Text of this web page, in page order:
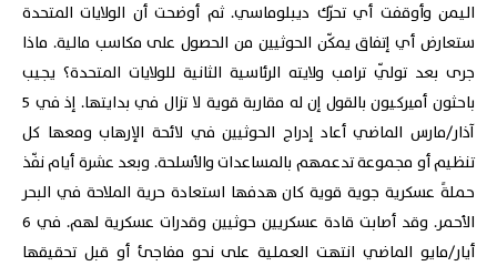
اليمن وأوقفت أي تحرّك ديبلوماسي. ثم أوضحت أن الولايات المتحدة
ستعارض أي إتفاق يمكّن الحوثيين من الحصول على مكاسب مالية. ماذا
جرى بعد تولّي ترامب ولايته الرئاسية الثانية للولايات المتحدة؟ يجيب
باحثون أميركيون بالقول إن له مقاربة قوية لا تزال في بدايتها. إذ في 5
آذار/مارس الماضي أعاد إدراج الحوثيين في لائحة الإرهاب ومعها كل
تنظيم أو مجموعة تدعمهم بالمساعدات والأسلحة. وبعد عشرة أيام نفّذ
حملةً عسكرية جوية قوية كان هدفها استعادة حرية الملاحة في البحر
الأحمر. وقد أصابت قادة عسكريين حوثيين وقدرات عسكرية لهم. في 6
أيار/مايو الماضي انتهت العملية على نحو مفاجئ أو قبل تحقيقها